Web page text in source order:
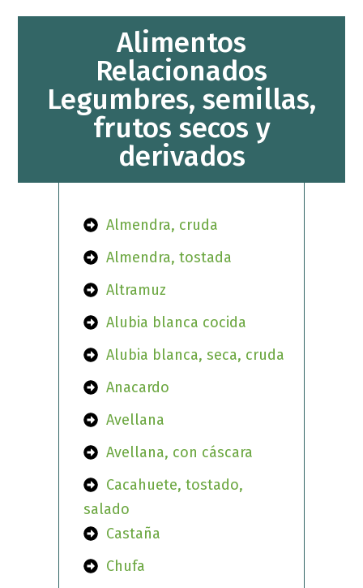
Alimentos
Relacionados
Legumbres, semillas,
frutos secos y
derivados
Almendra, cruda
Almendra, tostada
Altramuz
Alubia blanca cocida
Alubia blanca, seca, cruda
Anacardo
Avellana
Avellana, con cáscara
Cacahuete, tostado,
salado
Castaña
Chufa